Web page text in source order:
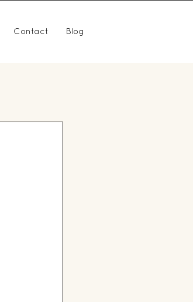
Contact Blog